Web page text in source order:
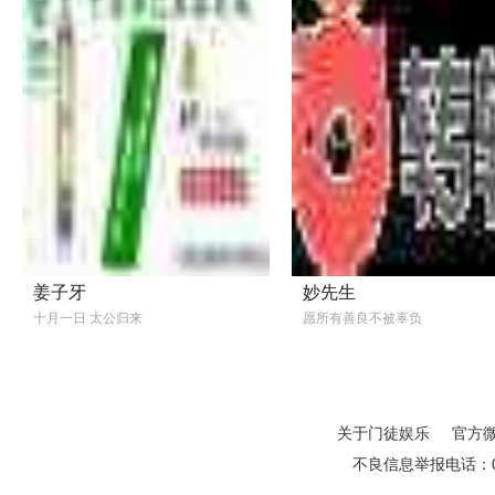
姜子牙
十月一日 太公归来
妙先生
愿所有善良不被辜负
关于门徒娱乐
官方
不良信息举报电话